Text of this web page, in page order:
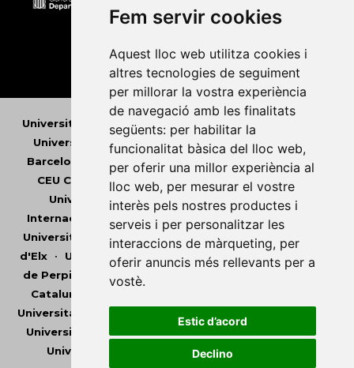
Fem servir cookies
Aquest lloc web utilitza cookies i
altres tecnologies de seguiment
per millorar la vostra experiència
de navegació amb les finalitats
següents: per habilitar la
funcionalitat bàsica del lloc web,
per oferir una millor experiència al
lloc web, per mesurar el vostre
interès pels nostres productes i
serveis i per personalitzar les
interaccions de màrqueting, per
oferir anuncis més rellevants per a
vostè.
Estic d’acord
Declino
Universitat Abat Oliba CEU •Universitat d'Alacant
Universitat d'Andorra
•
Universitat Autònoma de
Barcelona
Universitat de Barcelona
Universitat
CEU Cardenal Herrera
Universitat de Girona
Universitat de les Illes Balears
Universitat
Internacional de Catalunya
Universitat Jaume I
Universitat de Lleida
• Universitat Miguel Hernández
d'Elx• Universitat Oberta de Catalunya •Universitat
de Perpinyà Via Domitia
Catalunya
Universitat Pompeu Fabra
Universitat Rovira i Virgili
•
Universitat de València
•Universitat de Vic -